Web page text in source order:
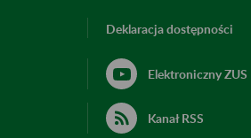
Deklaracja dostępności
Elektroniczny ZUS
Kanał RSS